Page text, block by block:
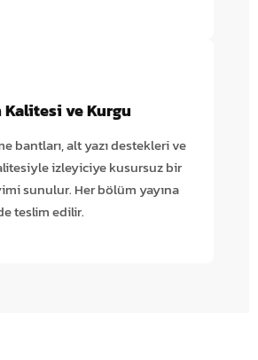
Kalitesi ve Kurgu
bantları, alt yazı destekleri ve
izleyiciye kusursuz bir
sunulur. Her bölüm yayına
teslim edilir.